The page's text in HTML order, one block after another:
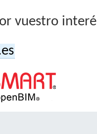
vuestro